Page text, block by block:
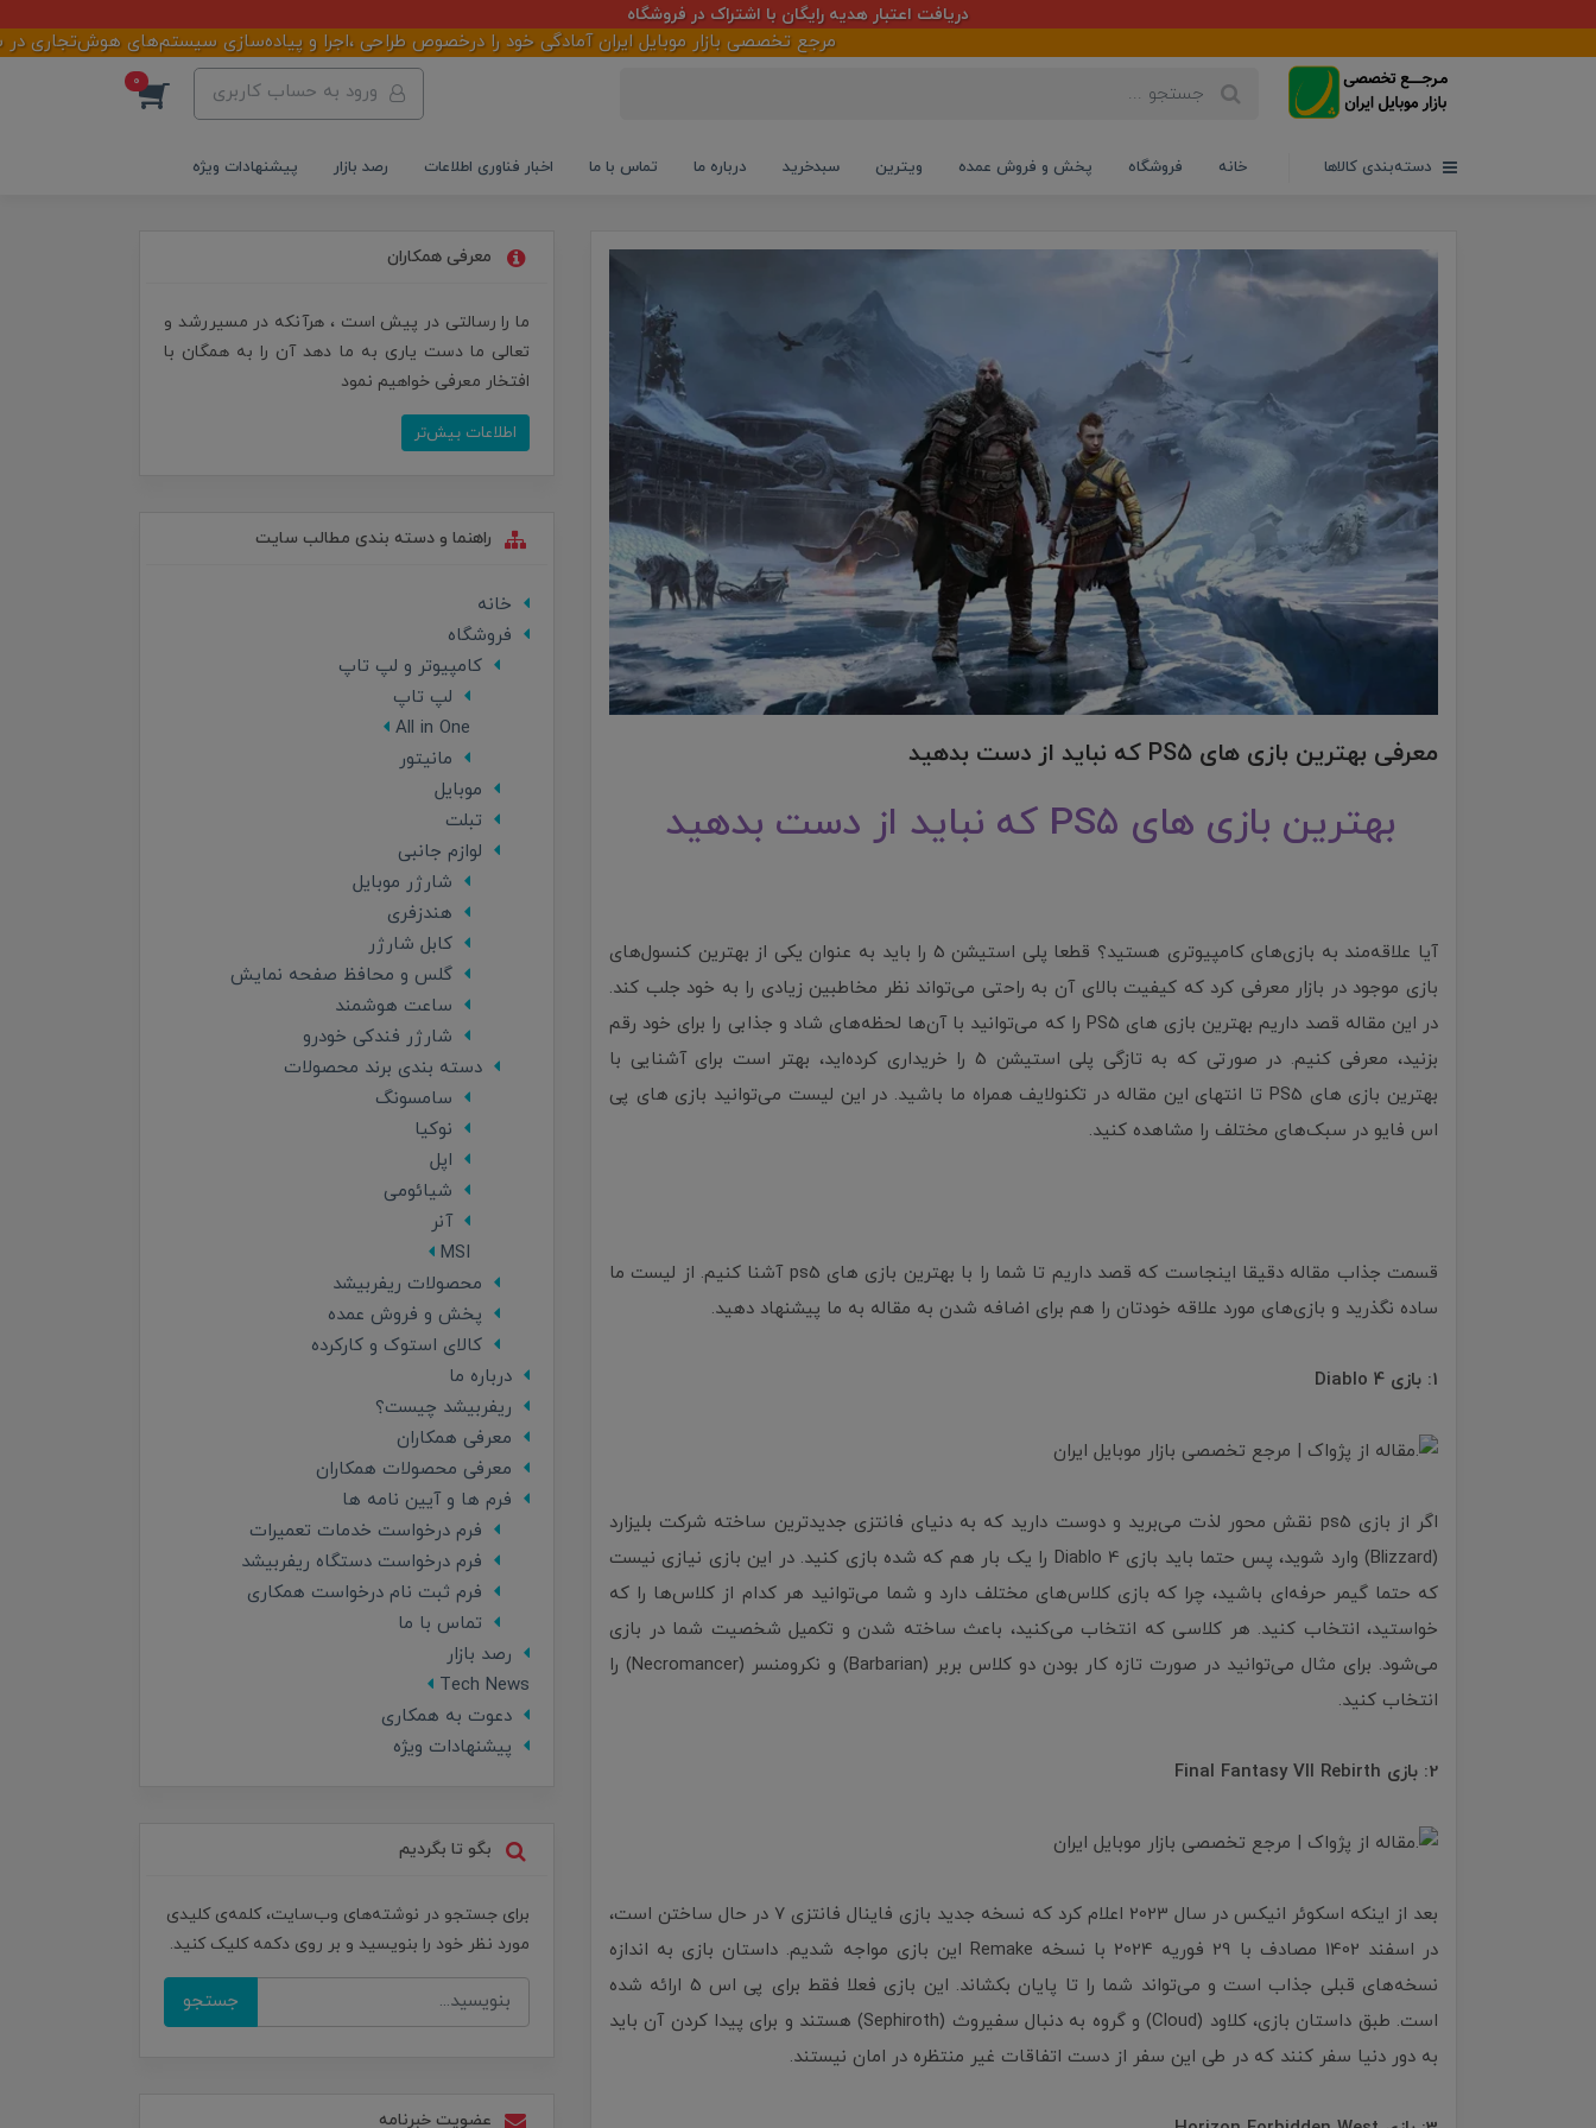
دریافت اعتبار هدیه رایگان با اشتراک در فروشگاه
مرجع تخصصی بازار موبایل ایران آمادگی خود را درخصوص طراحی ،اجرا و پیاده‌سازی سیستم‌های هوش‌تجاری در
ورود به حساب کاربری 0
دسته‌بندی کالاها خانه فروشگاه پخش و فروش عمده ویترین سبدخرید درباره ما تماس با ما اخبار فناوری اطلاعات رصد بازار پیشنهادات ویژه
معرفی بهترین بازی های PS5 که نباید از دست بدهید
بهترین بازی های PS5 که نباید از دست بدهید
آیا علاقه‌مند به بازی‌های کامپیوتری هستید؟ قطعا پلی استیشن 5 را باید به عنوان یکی از بهترین کنسول‌های
بازی موجود در بازار معرفی کرد که کیفیت بالای آن به راحتی می‌تواند نظر مخاطبین زیادی را به خود جلب کند.
در این مقاله قصد داریم بهترین بازی های PS5 را که می‌توانید با آن‌ها لحظه‌های شاد و جذابی را برای خود رقم
بزنید، معرفی کنیم. در صورتی که به تازگی پلی استیشن 5 را خریداری کرده‌اید، بهتر است برای آشنایی با
بهترین بازی های PS5 تا انتهای این مقاله در تکنولایف همراه ما باشید. در این لیست می‌توانید بازی های پی
اس فایو در سبک‌های مختلف را مشاهده کنید.
قسمت جذاب مقاله دقیقا اینجاست که قصد داریم تا شما را با بهترین بازی های ps5 آشنا کنیم. از لیست ما
ساده نگذرید و بازی‌های مورد علاقه خودتان را هم برای اضافه شدن به مقاله به ما پیشنهاد دهید.
1: بازی Diablo 4
اگر از بازی‌ ps5 نقش محور لذت می‌برید و دوست دارید که به دنیای فانتزی جدیدترین ساخته شرکت بلیزارد
(Blizzard) وارد شوید، پس حتما باید بازی Diablo 4 را یک بار هم که شده بازی کنید. در این بازی نیازی نیست
که حتما گیمر حرفه‌ای باشید، چرا که بازی کلاس‌های مختلف دارد و شما می‌توانید هر کدام از کلاس‌ها را که
خواستید، انتخاب کنید. هر کلاسی که انتخاب می‌کنید، باعث ساخته شدن و تکمیل شخصیت شما در بازی
می‌شود. برای مثال می‌توانید در صورت تازه کار بودن دو کلاس بربر (Barbarian) و نکرومنسر (Necromancer) را
انتخاب کنید.
2: بازی Final Fantasy VII Rebirth
بعد از اینکه اسکوئر انیکس در سال 2023 اعلام کرد که نسخه جدید بازی فاینال فانتزی ۷ در حال ساختن است،
در اسفند 1402 مصادف با 29 فوریه 2024 با نسخه Remake این بازی مواجه شدیم. داستان بازی به اندازه
نسخه‌های قبلی جذاب است و می‌تواند شما را تا پایان بکشاند. این بازی فعلا فقط برای پی اس 5 ارائه شده
است. طبق داستان بازی، کلاود (Cloud) و گروه به دنبال سفیروث (Sephiroth) هستند و برای پیدا کردن آن باید
به دور دنیا سفر کنند که در طی این سفر از دست اتفاقات غیر منتظره در امان نیستند.
معرفی همکاران
ما را رسالتی در پیش است ، هرآنکه در مسیررشد و
تعالی ما دست یاری به ما دهد آن را به همگان با
افتخار معرفی خواهیم نمود
اطلاعات بیش‌تر
راهنما و دسته بندی مطالب سایت
خانه
فروشگاه
کامپیوتر و لپ تاپ
لپ تاپ
All in One
مانیتور
موبایل
تبلت
لوازم جانبی
شارژر موبایل
هندزفری
کابل شارژر
گلس و محافظ صفحه نمایش
ساعت هوشمند
شارژر فندکی خودرو
دسته بندی برند محصولات
سامسونگ
نوکیا
اپل
شیائومی
آنر
MSI
محصولات ریفربیشد
پخش و فروش عمده
کالای استوک و کارکرده
درباره ما
ریفربیشد چیست؟
معرفی همکاران
معرفی محصولات همکاران
فرم ها و آیین نامه ها
فرم درخواست خدمات تعمیرات
فرم درخواست دستگاه ریفربیشد
فرم ثبت نام درخواست همکاری
تماس با ما
رصد بازار
Tech News
دعوت به همکاری
پیشنهادات ویژه
بگو تا بگردیم
برای جستجو در نوشته‌های وب‌سایت، کلمه‌ی کلیدی
مورد نظر خود را بنویسید و بر روی دکمه کلیک کنید.
جستجو
عضویت خبرنامه